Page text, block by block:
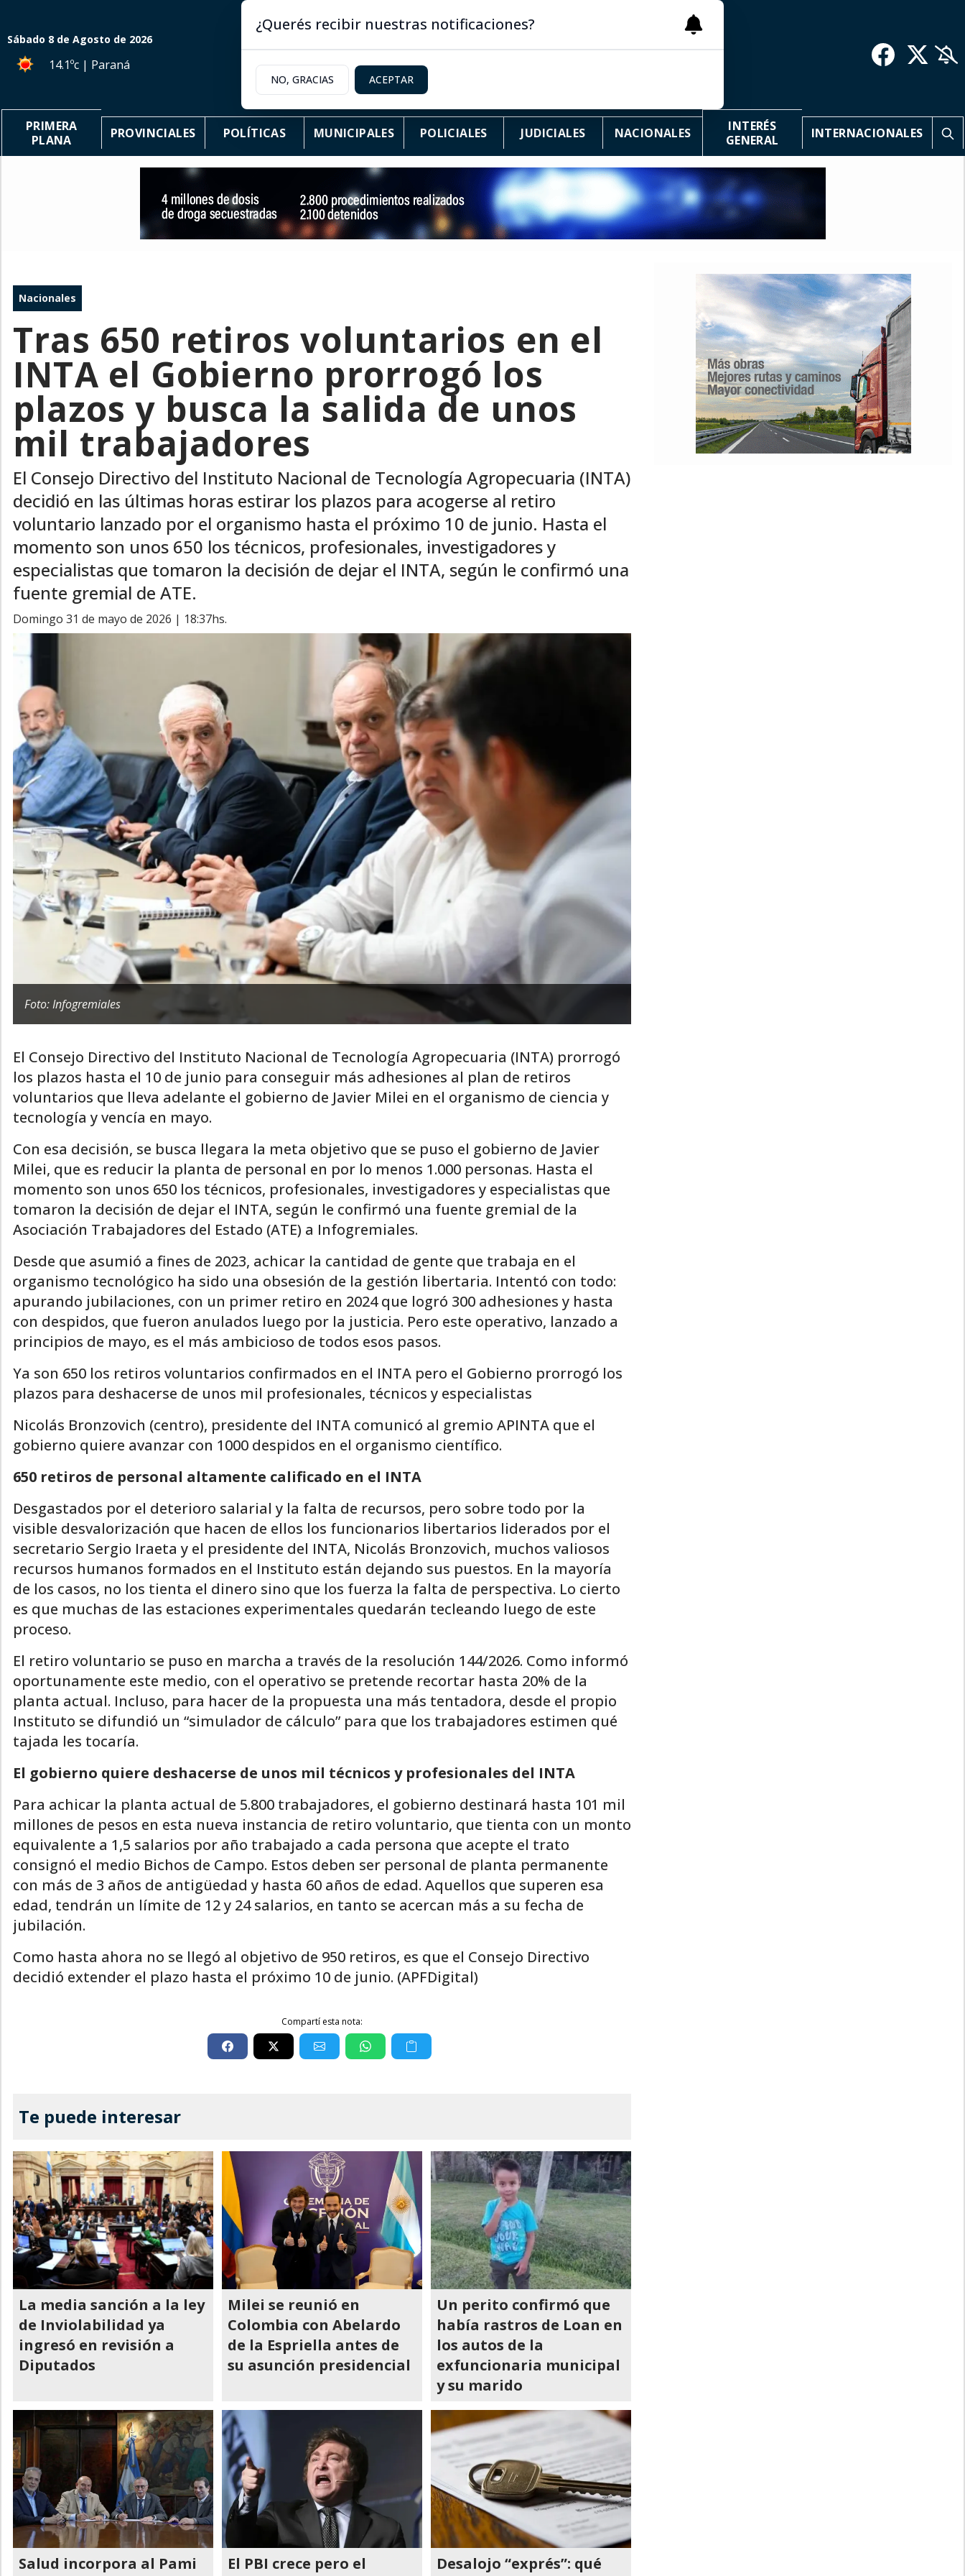
Sábado 8 de Agosto de 2026
14.1ºc | Paraná
PRIMERA
PLANA
PROVINCIALES POLÍTICAS MUNICIPALES POLICIALES JUDICIALES NACIONALES
INTERÉS
GENERAL
INTERNACIONALES
Nacionales
Tras 650 retiros voluntarios en el
INTA el Gobierno prorrogó los
plazos y busca la salida de unos
mil trabajadores
El Consejo Directivo del Instituto Nacional de Tecnología Agropecuaria (INTA)
decidió en las últimas horas estirar los plazos para acogerse al retiro
voluntario lanzado por el organismo hasta el próximo 10 de junio. Hasta el
momento son unos 650 los técnicos, profesionales, investigadores y
especialistas que tomaron la decisión de dejar el INTA, según le confirmó una
fuente gremial de ATE.
domingo 31 de mayo de 2026 | 18:37hs.
Foto: Infogremiales
El Consejo Directivo del Instituto Nacional de Tecnología Agropecuaria (INTA) prorrogó
los plazos hasta el 10 de junio para conseguir más adhesiones al plan de retiros
voluntarios que lleva adelante el gobierno de Javier Milei en el organismo de ciencia y
tecnología y vencía en mayo.
Con esa decisión, se busca llegara la meta objetivo que se puso el gobierno de Javier
Milei, que es reducir la planta de personal en por lo menos 1.000 personas. Hasta el
momento son unos 650 los técnicos, profesionales, investigadores y especialistas que
tomaron la decisión de dejar el INTA, según le confirmó una fuente gremial de la
Asociación Trabajadores del Estado (ATE) a Infogremiales.
Desde que asumió a fines de 2023, achicar la cantidad de gente que trabaja en el
organismo tecnológico ha sido una obsesión de la gestión libertaria. Intentó con todo:
apurando jubilaciones, con un primer retiro en 2024 que logró 300 adhesiones y hasta
con despidos, que fueron anulados luego por la justicia. Pero este operativo, lanzado a
principios de mayo, es el más ambicioso de todos esos pasos.
Ya son 650 los retiros voluntarios confirmados en el INTA pero el Gobierno prorrogó los
plazos para deshacerse de unos mil profesionales, técnicos y especialistas
Nicolás Bronzovich (centro), presidente del INTA comunicó al gremio APINTA que el
gobierno quiere avanzar con 1000 despidos en el organismo científico.
650 retiros de personal altamente calificado en el INTA
Desgastados por el deterioro salarial y la falta de recursos, pero sobre todo por la
visible desvalorización que hacen de ellos los funcionarios libertarios liderados por el
secretario Sergio Iraeta y el presidente del INTA, Nicolás Bronzovich, muchos valiosos
recursos humanos formados en el Instituto están dejando sus puestos. En la mayoría
de los casos, no los tienta el dinero sino que los fuerza la falta de perspectiva. Lo cierto
es que muchas de las estaciones experimentales quedarán tecleando luego de este
proceso.
El retiro voluntario se puso en marcha a través de la resolución 144/2026. Como informó
oportunamente este medio, con el operativo se pretende recortar hasta 20% de la
planta actual. Incluso, para hacer de la propuesta una más tentadora, desde el propio
Instituto se difundió un “simulador de cálculo” para que los trabajadores estimen qué
tajada les tocaría.
El gobierno quiere deshacerse de unos mil técnicos y profesionales del INTA
Para achicar la planta actual de 5.800 trabajadores, el gobierno destinará hasta 101 mil
millones de pesos en esta nueva instancia de retiro voluntario, que tienta con un monto
equivalente a 1,5 salarios por año trabajado a cada persona que acepte el trato
consignó el medio Bichos de Campo. Estos deben ser personal de planta permanente
con más de 3 años de antigüedad y hasta 60 años de edad. Aquellos que superen esa
edad, tendrán un límite de 12 y 24 salarios, en tanto se acercan más a su fecha de
jubilación.
Como hasta ahora no se llegó al objetivo de 950 retiros, es que el Consejo Directivo
decidió extender el plazo hasta el próximo 10 de junio. (APFDigital)
Compartí esta nota:
Te puede interesar
La media sanción a la ley
de Inviolabilidad ya
ingresó en revisión a
Diputados
Milei se reunió en
Colombia con Abelardo
de la Espriella antes de
su asunción presidencial
Un perito confirmó que
había rastros de Loan en
los autos de la
exfuncionaria municipal
y su marido
Salud incorpora al Pami
El PBI crece pero el
Desalojo “exprés”: qué
¿Querés recibir nuestras notificaciones?
NO, GRACIAS ACEPTAR